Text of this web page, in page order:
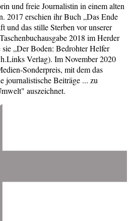
und freie Journalistin in einem alten
2017 erschien ihr Buch „Das Ende
und das stille Sterben vor unserer
2018 im Herder
„Der Boden: Bedrohter Helfer
Verlag). Im November 2020
Sonderpreis, mit dem das
journalistische Beiträge ... zu
auszeichnet.